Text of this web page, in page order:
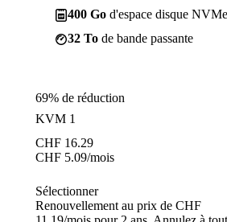
400 Go d'espace disque NVMe
32 To de bande passante
69% de réduction
KVM 1
CHF 16.29
CHF 5.09/mois
Sélectionner
Renouvellement au prix de CHF